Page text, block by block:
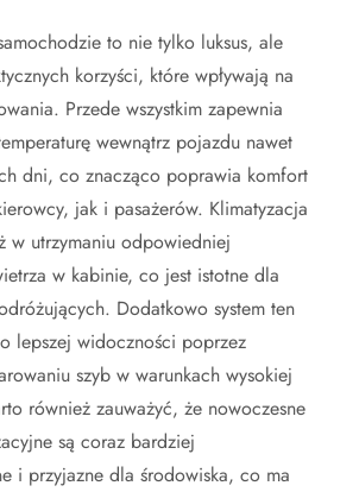
to nie tylko luksus, ale
korzyści, które wpływają na
Przede wszystkim zapewnia
wewnątrz pojazdu nawet
dni, co znacząco poprawia komfort
jak i pasażerów. Klimatyzacja
w utrzymaniu odpowiedniej
w kabinie, co jest istotne dla
Dodatkowo system ten
lepszej widoczności poprzez
szyb w warunkach wysokiej
również zauważyć, że nowoczesne
są coraz bardziej
i przyjazne dla środowiska, co ma